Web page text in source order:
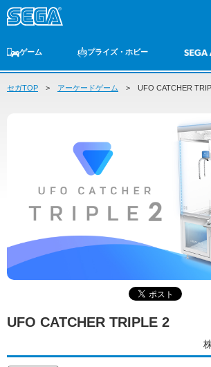
ゲーム
ゲームTOP 家庭用ゲーム PCゲーム スマホゲ
プライズ・ホビー
プライズ トイ S-FIRE セガ ラッキーくじ
スマホゲーム
アーケードゲーム
S-FIRE
セガ ラッキーくじ
物販
ダーツ
トピックス
セガTOP アーケードゲーム UFO CATCHER
UFO CATCHER TRIPLE 2